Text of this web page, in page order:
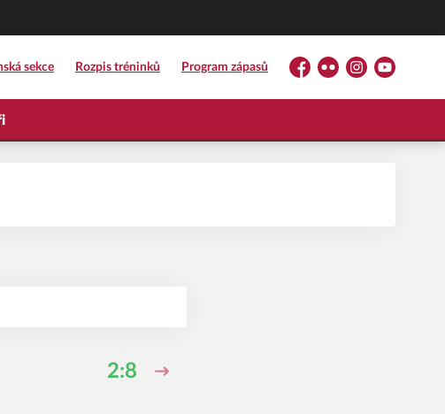
sekce Rozpis tréninků Program zápasů
Facebook
FlickrInstagramYouTube
2:8